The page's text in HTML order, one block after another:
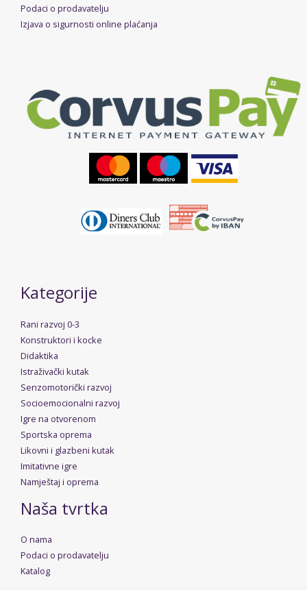
Podaci o prodavatelju
Izjava o sigurnosti online plaćanja
Kategorije
Rani razvoj 0-3
Konstruktori i kocke
Didaktika
Istraživački kutak
Senzomotorički razvoj
Socioemocionalni razvoj
Igre na otvorenom
Sportska oprema
Likovni i glazbeni kutak
Imitativne igre
Namještaj i oprema
Naša tvrtka
O nama
Podaci o prodavatelju
Katalog